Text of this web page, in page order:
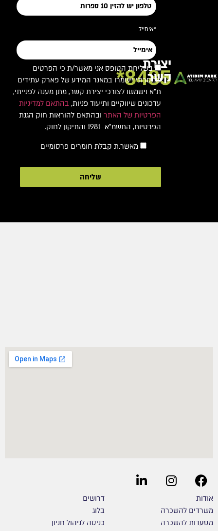
8485*
יצירת
קשר
*אימייל
בשליחת הטופס אני מאשר/ת כי הפרטים
שמסרתי יישמרו במאגר המידע של פארק עתידים
ת"א וישמשו לצורכי יצירת קשר, מתן מענה לפנייתי,
עדכונים שיווקיים ותיעוד פניות, בהתאם למדיניות
הפרטיות של האתרובהתאם להוראות חוק הגנת
הפרטיות, התשמ"א–1981 והתיקון לחוק.
מאשר.ת קבלת חומרים פרסומיים
שליחה
אודות
משרדים להשכרה
מסעדות להשכרה
דרושים
בלוג
כניסה לניהול חניון